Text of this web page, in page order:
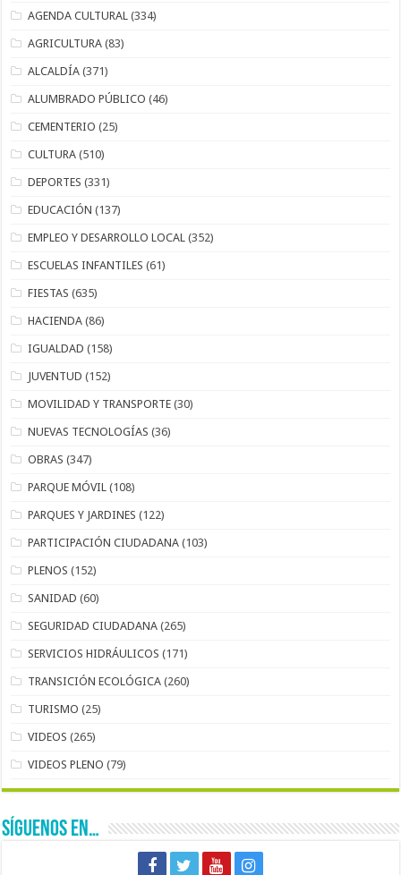
AGENDA CULTURAL (334)
AGRICULTURA (83)
ALCALDÍA (371)
ALUMBRADO PÚBLICO (46)
CEMENTERIO (25)
CULTURA (510)
DEPORTES (331)
EDUCACIÓN (137)
EMPLEO Y DESARROLLO LOCAL (352)
ESCUELAS INFANTILES (61)
FIESTAS (635)
HACIENDA (86)
IGUALDAD (158)
JUVENTUD (152)
MOVILIDAD Y TRANSPORTE (30)
NUEVAS TECNOLOGÍAS (36)
OBRAS (347)
PARQUE MÓVIL (108)
PARQUES Y JARDINES (122)
PARTICIPACIÓN CIUDADANA (103)
PLENOS (152)
SANIDAD (60)
SEGURIDAD CIUDADANA (265)
SERVICIOS HIDRÁULICOS (171)
TRANSICIÓN ECOLÓGICA (260)
TURISMO (25)
VIDEOS (265)
VIDEOS PLENO (79)
SÍGUENOS EN…